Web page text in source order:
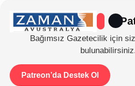
Bağımsız Gazetecilik için
Patreon’da Destek Ol